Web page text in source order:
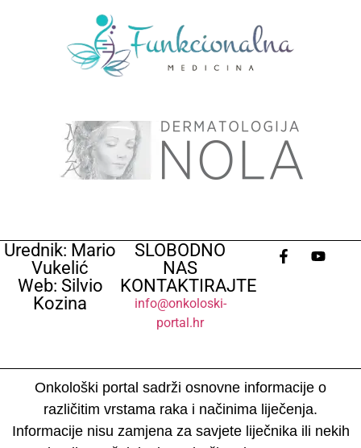
Urednik: Mario
Vukelić
Web: Silvio
Kozina
SLOBODNO
NAS
KONTAKTIRAJTE
info@onkoloski-
portal.hr
Onkološki portal sadrži osnovne informacije o
različitim vrstama raka i načinima liječenja.
Informacije nisu zamjena za savjete liječnika ili nekih